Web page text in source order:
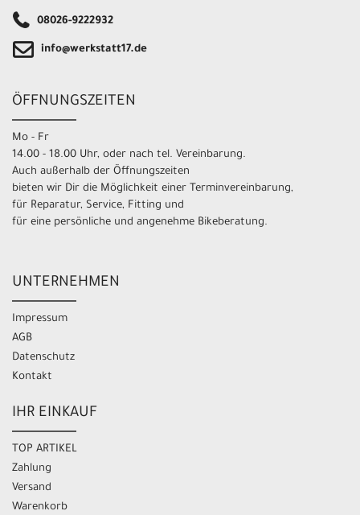
08026-9222932
info@werkstatt17.de
ÖFFNUNGSZEITEN
Mo - Fr
14.00 - 18.00 Uhr, oder nach tel. Vereinbarung.
Auch außerhalb der Öffnungszeiten
bieten wir Dir die Möglichkeit einer Terminvereinbarung,
für Reparatur, Service, Fitting und
für eine persönliche und angenehme Bikeberatung.
UNTERNEHMEN
Impressum
AGB
Datenschutz
Kontakt
IHR EINKAUF
TOP ARTIKEL
Zahlung
Versand
Warenkorb